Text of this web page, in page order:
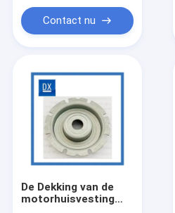
Producten
Video's
Ongeveer ons
Contact nu
De Dekking van de
motorhuisvesting